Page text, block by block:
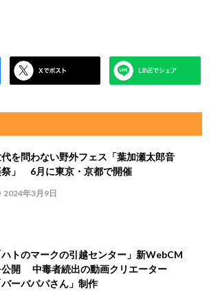
を問わない野外フェス「葉加瀬太郎音
」 6月に東京・京都で開催
2024年3月9日
ハトのマークの引越センター」新WebCM
公開 中毒者続出の動画クリエーター
バーバパパさん」制作